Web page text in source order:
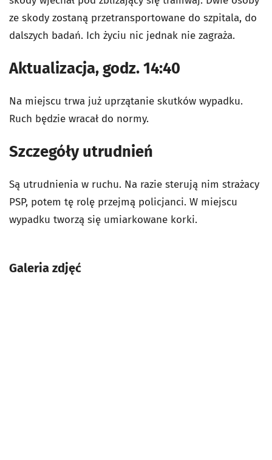
ze skody zostaną przetransportowane do szpitala, do
dalszych badań. Ich życiu nic jednak nie zagraża.
Aktualizacja, godz. 14:40
Na miejscu trwa już uprzątanie skutków wypadku.
Ruch będzie wracał do normy.
Szczegóły utrudnień
Są utrudnienia w ruchu. Na razie sterują nim strażacy
PSP, potem tę rolę przejmą policjanci. W miejscu
wypadku tworzą się umiarkowane korki.
Galeria zdjęć